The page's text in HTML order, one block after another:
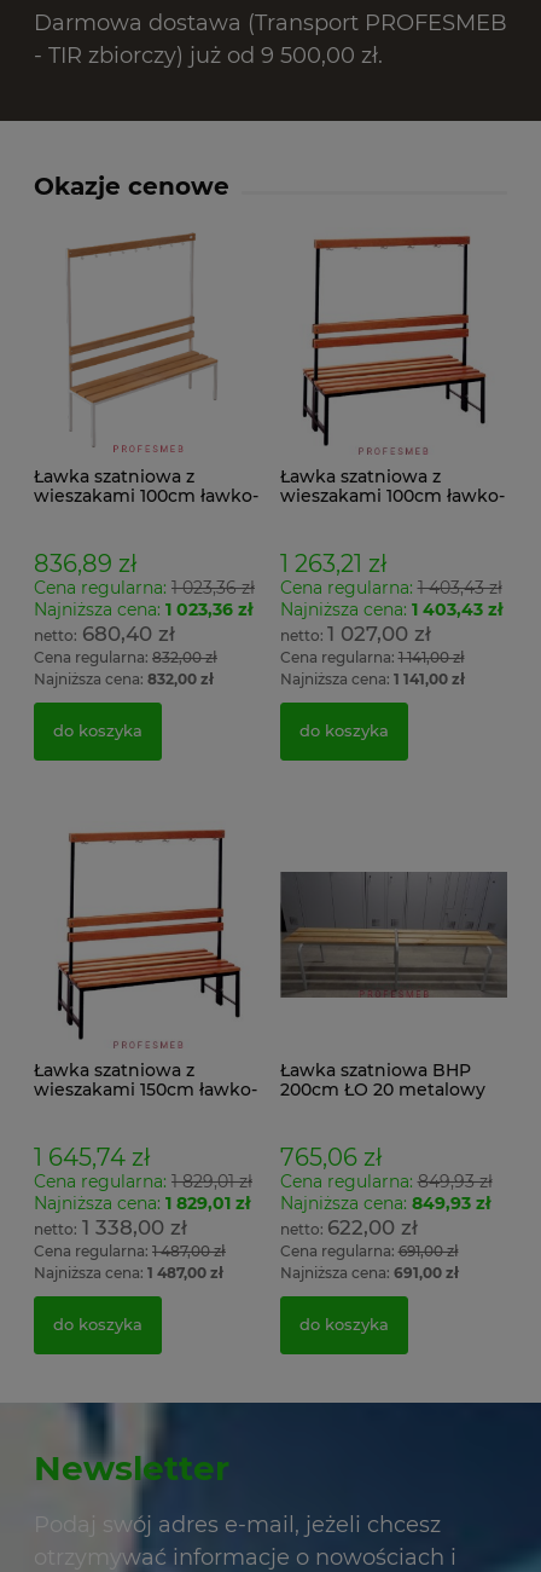
Darmowa dostawa (Transport PROFESMEB
- TIR zbiorczy) już od 9 500,00 zł.
Okazje cenowe
Ławka szatniowa z
wieszakami 100cm ławko-
836,89 zł
Cena regularna: 1 023,36 zł
Najniższa cena: 1 023,36 zł
680,40 zł
Cena regularna: 832,00 zł
Najniższa cena: 832,00 zł
do koszyka
Ławka szatniowa z
wieszakami 100cm ławko-
1 263,21 zł
Cena regularna:1 403,43 zł
Najniższa cena: 1 403,43 zł
1 027,00 zł
Cena regularna:1 141,00 zł
Najniższa cena: 1 141,00 zł
do koszyka
Ławka szatniowa z
wieszakami 150cm ławko-
1 645,74 zł
Cena regularna: 1 829,01 zł
Najniższa cena: 1 829,01 zł
1 338,00 zł
Cena regularna: 1 487,00 zł
Najniższa cena: 1 487,00 zł
do koszyka
Ławka szatniowa BHP
200cm ŁO 20 metalowy
765,06 zł
Cena regularna:849,93 zł
Najniższa cena: 849,93 zł
622,00 zł
Cena regularna:691,00 zł
Najniższa cena: 691,00 zł
do koszyka
Newsletter
Podaj swój adres e-mail, jeżeli chcesz
otrzymywać informacje o nowościach i